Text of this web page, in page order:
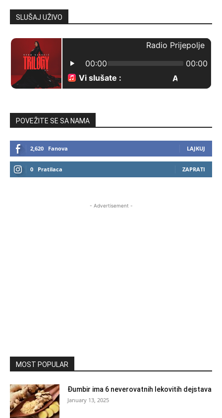
SLUŠAJ UŽIVO
POVEŽITE SE SA NAMA
2,620 Fanova LAJKUJ
0 Pratilaca ZAPRATI
- Advertisement -
MOST POPULAR
Đumbir ima 6 neverovatnih lekovitih dejstava
January 13, 2025